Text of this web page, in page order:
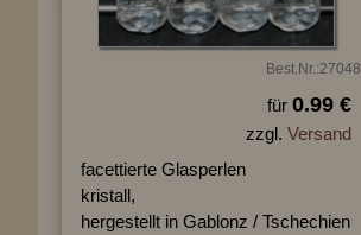
Best.Nr.:27048
für 0.99 €
zzgl. Versand
facettierte Glasperlen
kristall,
hergestellt in Gablonz / Tschechien